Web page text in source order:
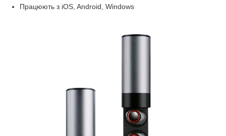
Працюють з iOS, Android, Windows